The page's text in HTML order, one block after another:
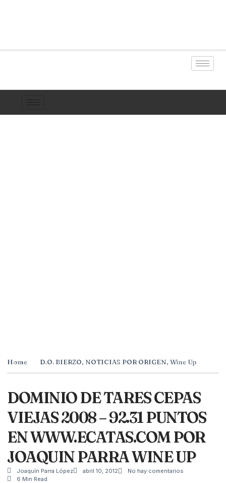
Home D.O. BIERZO, NOTICIAS POR ORIGEN, Wine Up
DOMINIO DE TARES CEPAS
VIEJAS 2008 – 92.31 PUNTOS
EN WWW.ECATAS.COM POR
JOAQUIN PARRA WINE UP
Joaquín Parra López abril 10, 2012
No hay comentarios
6 Min Read